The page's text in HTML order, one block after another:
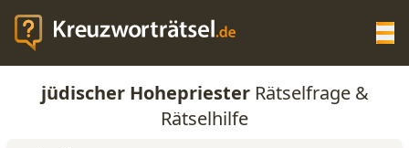
KREUZWORTRÄTSEL-HILFE
jüdischer HohepriesterRätselfrage &
Rätselhilfe